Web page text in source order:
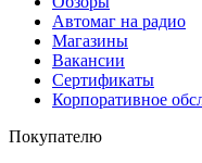
Автомаг на радио
Магазины
Вакансии
Сертификаты
Корпоративное
Покупателю